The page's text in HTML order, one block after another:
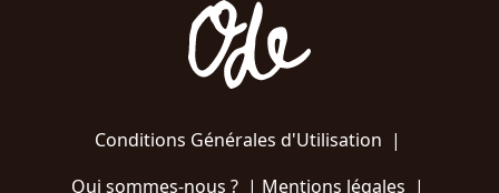
Conditions Générales d'Utilisation |
Qui sommes-nous ?| Mentions légales |